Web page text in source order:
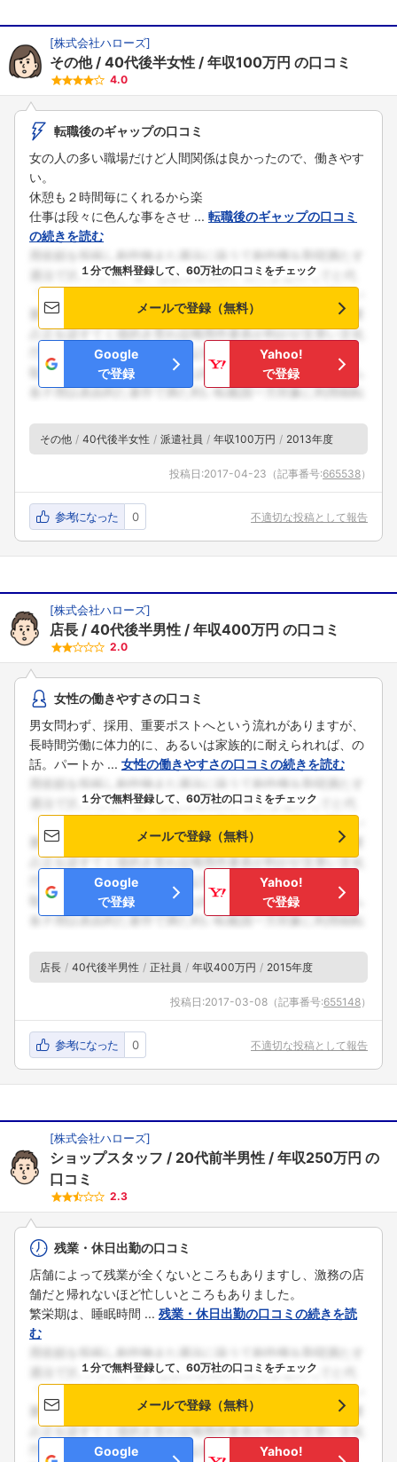
[株式会社ハローズ]
その他 40代後半女性 年収100万円 の口コミ
4.0
転職後のギャップの口コミ
女の人の多い職場だけど人間関係は良かったので、働きやす
い。
休憩も２時間毎にくれるから楽
仕事は段々に色んな事をさせ ... 転職後のギャップの口コミ
の続きを読む
１分で無料登録して、60万社の口コミをチェック
メールで登録（無料）
Google
で登録
Yahoo!
で登録
その他 40代後半女性 派遣社員 年収100万円 2013年度
投稿日:2017-04-23 （記事番号:665538）
参考になった 0 不適切な投稿として報告
[株式会社ハローズ]
店長 40代後半男性 年収400万円 の口コミ
2.0
女性の働きやすさの口コミ
男女問わず、採用、重要ポストへという流れがありますが、
長時間労働に体力的に、あるいは家族的に耐えられれば、の
話。パートか ... 女性の働きやすさの口コミの続きを読む
１分で無料登録して、60万社の口コミをチェック
メールで登録（無料）
Google
で登録
Yahoo!
で登録
店長 40代後半男性 正社員 年収400万円 2015年度
投稿日:2017-03-08 （記事番号:655148）
参考になった 0 不適切な投稿として報告
[株式会社ハローズ]
ショップスタッフ 20代前半男性 年収250万円 の
口コミ
2.3
残業・休日出勤の口コミ
店舗によって残業が全くないところもありますし、激務の店
舗だと帰れないほど忙しいところもありました。
繁栄期は、睡眠時間 ... 残業・休日出勤の口コミの続きを読
む
１分で無料登録して、60万社の口コミをチェック
メールで登録（無料）
Google
Yahoo!